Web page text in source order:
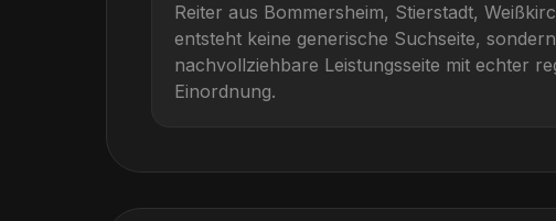
Reiter aus Bommersheim, Stierstadt,
entsteht keine generische Suchseite,
nachvollziehbare Leistungsseite mit echter
Einordnung.